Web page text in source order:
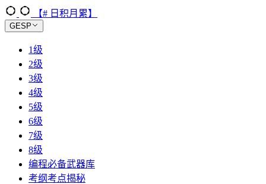
【# 日积月累】
GESP
1级
2级
3级
4级
5级
6级
7级
8级
编程必备武器库
考纲考点揭秘